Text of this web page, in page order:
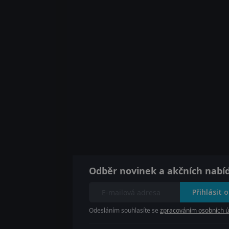
Odběr novinek a akčních
Přihlásit
Odesláním souhlasíte se zpracováním osobních